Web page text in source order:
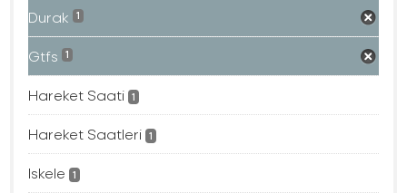
Durak 1
Gtfs 1
Hareket Saati 1
Hareket Saatleri 1
Iskele 1